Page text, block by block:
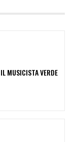
MUSICISTA VERDE